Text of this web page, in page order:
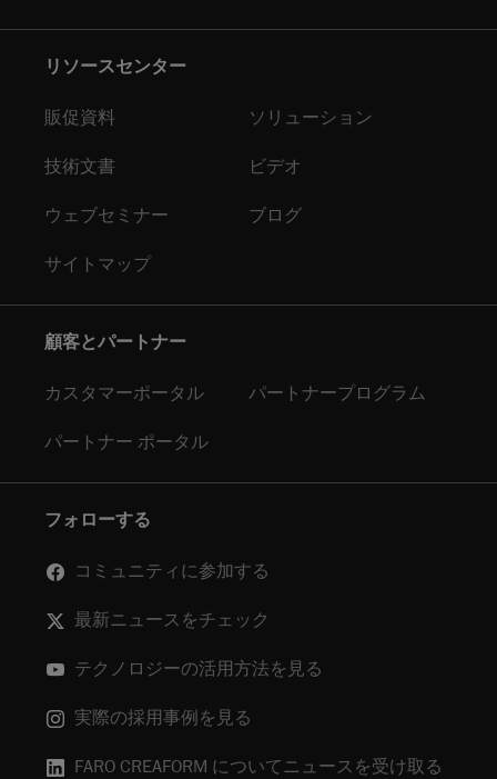
リソースセンター
販促資料 ソリューション
技術文書 ビデオ
ウェブセミナー ブログ
サイトマップ
顧客とパートナー
カスタマーポータル パートナープログラム
パートナー ポータル
フォローする
コミュニティに参加する
最新ニュースをチェック
テクノロジーの活用方法を見る
実際の採用事例を見る
FARO CREAFORM についてニュースを受け取る